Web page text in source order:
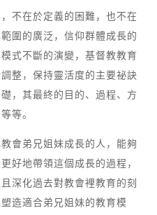
不在於定義的困難，也不在
圍的廣泛，信仰群體成長的
式不斷的演變，基督教教育
整，保持靈活度的主要祕訣
，其最終的目的、過程、方
等。
會弟兄姐妹成長的人，能夠
好地帶領這個成長的過程，
深化過去對教會裡教育的刻
造適合弟兄姐妹的教育模